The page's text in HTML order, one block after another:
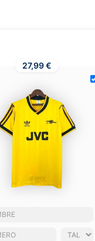
27,99 €